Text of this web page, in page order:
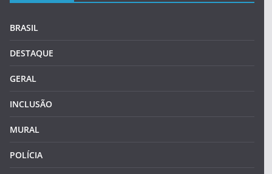
BRASIL
DESTAQUE
GERAL
INCLUSÃO
MURAL
POLÍCIA